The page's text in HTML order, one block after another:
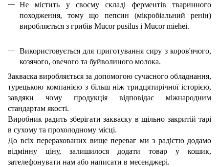
Не містить у своєму складі ферментів тваринного
походження, тому що пепсин (мікробіальний ренін)
виробляється з грибів Mucor pusilus і Mucor miehei.
Використовується для приготування сиру з коров'ячого,
козячого, овечого та буйволиного молока.
Закваска виробляється за допомогою сучасного обладнання,
турецькою компанією з більш ніж тридцятирічної історією,
завдяки чому продукція відповідає міжнародним
стандартам якості.
Виробник радить зберігати закваску в щільно закритій тарі
в сухому та прохолодному місці.
До всіх перерахованих вище переваг ми з радістю додамо
відмінну ціну, залишилося додати товар у кошик,
зателефонувати нам або написати в месенджері.